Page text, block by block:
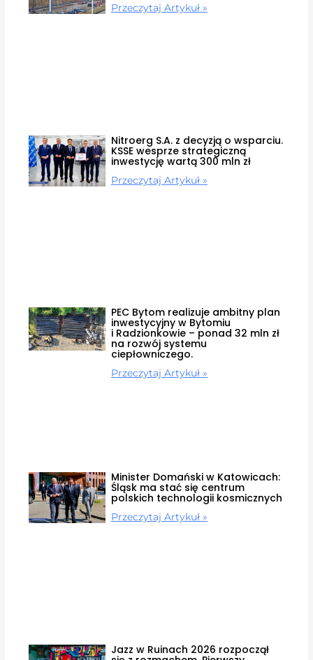
Przeczytaj Artykuł »
Nitroerg S.A. z decyzją o wsparciu.
KSSE wesprze strategiczną
inwestycję wartą 300 mln zł
Przeczytaj Artykuł »
PEC Bytom realizuje ambitny plan
inwestycyjny w Bytomiu
i Radzionkowie – ponad 32 mln zł
na rozwój systemu
ciepłowniczego.
Przeczytaj Artykuł »
Minister Domański w Katowicach:
Śląsk ma stać się centrum
polskich technologii kosmicznych
Przeczytaj Artykuł »
Jazz w Ruinach 2026 rozpoczął